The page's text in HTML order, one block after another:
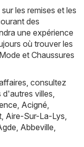
les remises et les
des
une expérience
où trouver les
et Chaussures
consultez
d'autres villes,
, Acigné,
, Aire-Sur-La-Lys,
, Abbeville,